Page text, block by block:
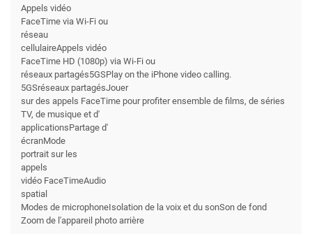
Appels vidéo
FaceTime via Wi-Fi ou
réseau
cellulaireAppels vidéo
FaceTime HD (1080p) via Wi-Fi ou
réseaux partagés5GSPlay on the iPhone video calling.
5GSréseaux partagésJouer
sur des appels FaceTime pour profiter ensemble de films, de séries
TV, de musique et d'
applicationsPartage d'
écranMode
portrait sur les
appels
vidéo FaceTimeAudio
spatial
Modes de microphoneIsolation de la voix et du sonSon de fond
Zoom de l'appareil photo arrière